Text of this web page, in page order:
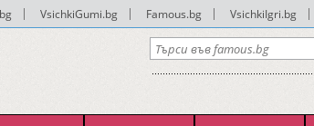
VsichkiGumi.bg Famous.bg VsichkiIgri.bg